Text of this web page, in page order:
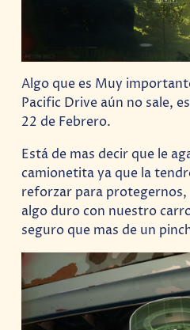
Algo que es Muy
Pacific Drive aún no sale,
22 de Febrero.
Está de mas decir que le
camionetita ya que la
reforzar para protegernos,
algo duro con nuestro
seguro que mas de un